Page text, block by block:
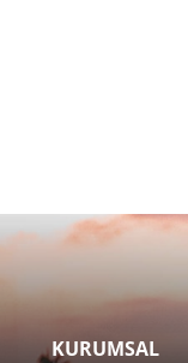
KURUMSAL